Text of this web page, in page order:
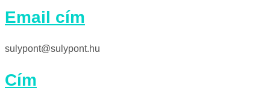
Email cím
sulypont@sulypont.hu
Cím